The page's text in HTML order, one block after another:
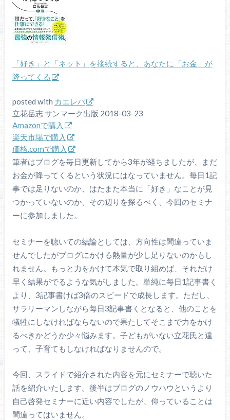
「好き」と「ネット」を接続すると、あなたに「お金」が
降ってくる
posted with カエレバ
立花岳志 サンマーク出版 2018-03-23
Amazonで購入
楽天市場で購入
価格.comで購入
筆者はブログを毎日更新してから3年が経ちましたが、まだ
お金が降ってくるという状況にはなっていません。每日1記
事では足りないのか、はたまた本当に「好き」なことが見
つかっていないのか、その辺りを探るべく、今回のセミナ
ーに参加しました。
セミナーを聴いての結論としては、方向性は間違っていま
せんでしたがブログにかける熱量が少し足りないのかもし
れません。もっと力をかけて本気で取り組めば、それだけ
早く結果がでるような気がしました。単純に每日1記事書く
より、3記事書けば3倍のスピードで成長します。ただし、
サラリーマンしながら每日3記事書くとなると、他のことを
犠牲にしなければならないので果たしてそこまで力をかけ
るべきかどうか少々悩みます。子どもがいない立花氏と違
って、子育てもしなければなりませんので。
今回、スライドで紹介された内容を元にセミナーで聴いた
話を紹介いたします。後半はブログのノウハウというより
自己啓発セミナーに近い内容でしたが、仰っていることは
間違ってはいません。